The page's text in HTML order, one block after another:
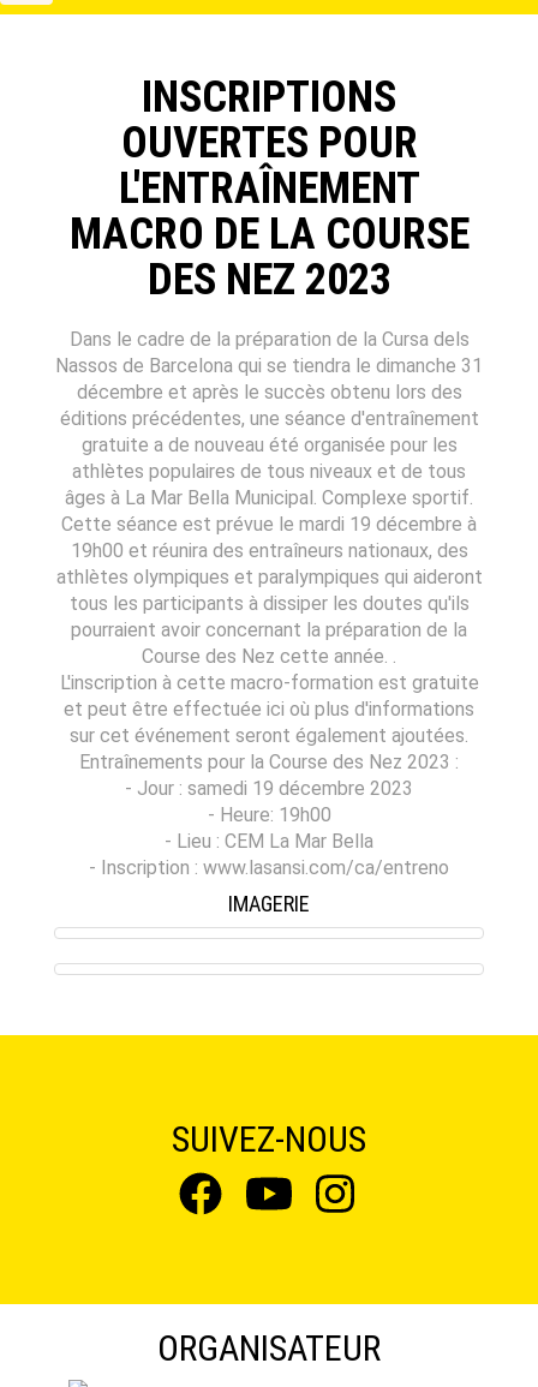
Cursa
INSCRIPTIONS
OUVERTES POUR
L'ENTRAÎNEMENT
MACRO DE LA COURSE
DES NEZ 2023
Dans le cadre de la préparation de la Cursa dels
Nassos de Barcelona qui se tiendra le dimanche 31
décembre et après le succès obtenu lors des
éditions précédentes, une séance d'entraînement
gratuite a de nouveau été organisée pour les
athlètes populaires de tous niveaux et de tous
âges à La Mar Bella Municipal. Complexe sportif.
Cette séance est prévue le mardi 19 décembre à
19h00 et réunira des entraîneurs nationaux, des
athlètes olympiques et paralympiques qui aideront
tous les participants à dissiper les doutes qu'ils
pourraient avoir concernant la préparation de la
Course des Nez cette année. .
L'inscription à cette macro-formation est gratuite
et peut être effectuée ici où plus d'informations
sur cet événement seront également ajoutées.
Entraînements pour la Course des Nez 2023 :
- Jour : samedi 19 décembre 2023
- Heure: 19h00
- Lieu : CEM La Mar Bella
- Inscription : www.lasansi.com/ca/entreno
IMAGERIE
SUIVEZ-NOUS
ORGANISATEUR